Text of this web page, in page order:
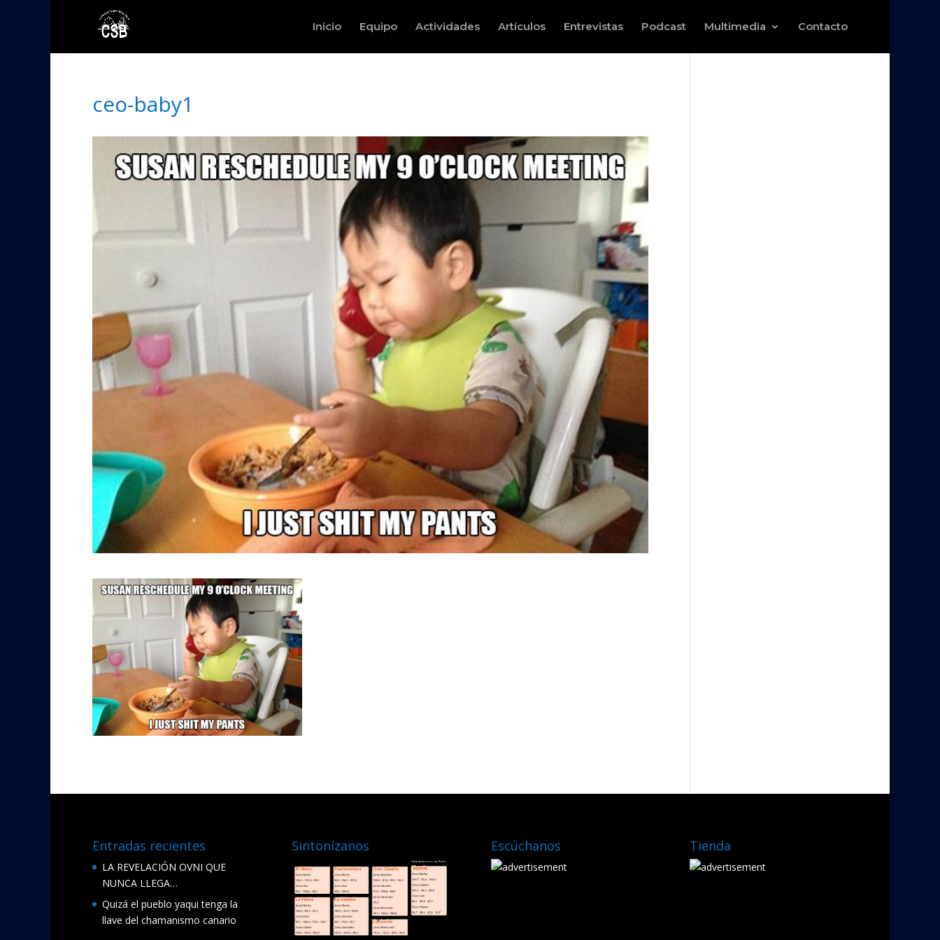
Inicio Equipo Actividades Artículos Entrevistas Podcast Multimedia Contacto
ceo-baby1
Entradas recientes
LA REVELACIÓN OVNI QUE
NUNCA LLEGA…
Quizá el pueblo yaqui tenga la
llave del chamanismo canario
Sintonízanos Escúchanos Tienda